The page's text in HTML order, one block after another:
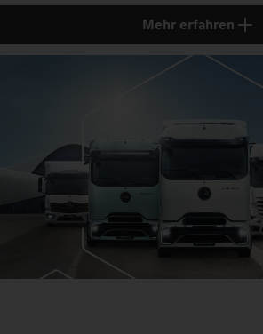
Mehr erfahren